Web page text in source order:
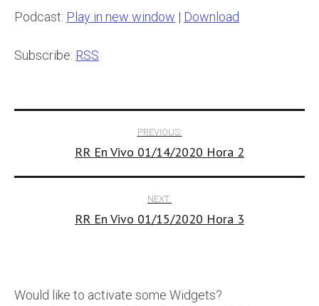
Podcast: Play in new window | Download
Subscribe: RSS
navigation
PREVIOUS:
RR En Vivo 01/14/2020 Hora 2
NEXT:
RR En Vivo 01/15/2020 Hora 3
Would like to activate some Widgets?